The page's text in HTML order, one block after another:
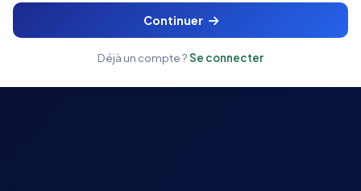
Continuer
Déjà un compte ?Se connecter